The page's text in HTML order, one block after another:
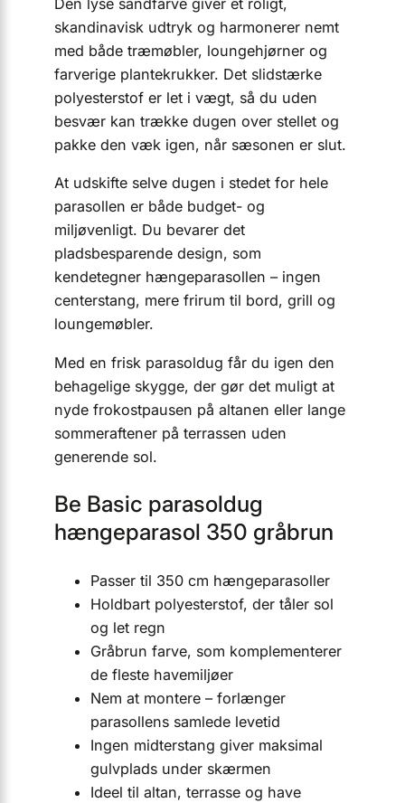
Den lyse sandfarve giver et roligt,
skandinavisk udtryk og harmonerer nemt
med både træmøbler, loungehjørner og
farverige plantekrukker. Det slidstærke
polyesterstof er let i vægt, så du uden
besvær kan trække dugen over stellet og
pakke den væk igen, når sæsonen er slut.
At udskifte selve dugen i stedet for hele
parasollen er både budget- og
miljøvenligt. Du bevarer det
pladsbesparende design, som
kendetegner hængeparasollen – ingen
centerstang, mere frirum til bord, grill og
loungemøbler.
Med en frisk parasoldug får du igen den
behagelige skygge, der gør det muligt at
nyde frokostpausen på altanen eller lange
sommeraftener på terrassen uden
generende sol.
Be Basic parasoldug
hængeparasol 350 gråbrun
Passer til 350 cm hængeparasoller
Holdbart polyesterstof, der tåler sol
og let regn
Gråbrun farve, som komplementerer
de fleste havemiljøer
Nem at montere – forlænger
parasollens samlede levetid
Ingen midterstang giver maksimal
gulvplads under skærmen
Ideel til altan, terrasse og have